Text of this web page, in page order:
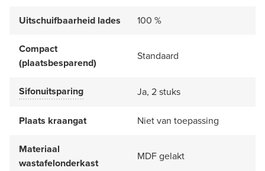
Uitschuifbaarheid lades 100 %
Compact
(plaatsbesparend)
Standaard
Sifonuitsparing Ja, 2 stuks
Plaats kraangat Niet van toepassing
Materiaal
wastafelonderkast
MDF gelakt